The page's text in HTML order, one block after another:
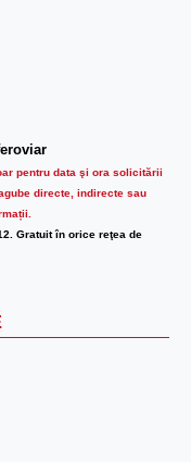
pentru data şi ora solicitării
directe, indirecte sau
Gratuit în orice reţea de